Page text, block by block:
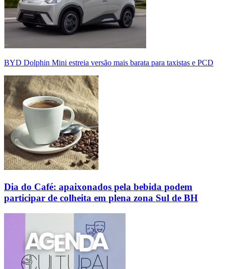
BYD Dolphin Mini estreia versão mais barata para taxistas e PCD
Dia do Café: apaixonados pela bebida podem
participar de colheita em plena zona Sul de BH